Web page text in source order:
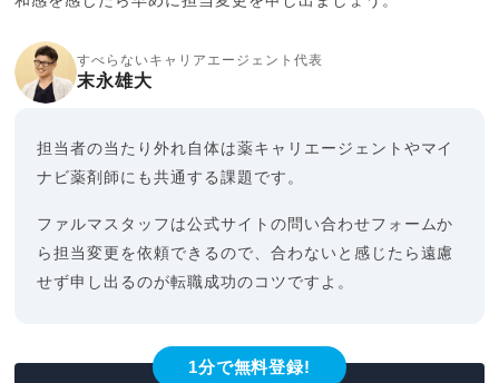
すべらないキャリアエージェント代表
末永雄大
担当者の当たり外れ自体は薬キャリエージェントやマイ
ナビ薬剤師にも共通する課題です。
ファルマスタッフは公式サイトの問い合わせフォームか
ら担当変更を依頼できるので、合わないと感じたら遠慮
せず申し出るのが転職成功のコツですよ。
1分で無料登録!